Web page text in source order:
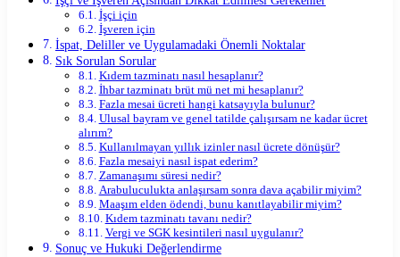
İşçi için
İşveren için
İspat, Deliller ve Uygulamadaki Önemli Noktalar
Sık Sorulan Sorular
Kıdem tazminatı nasıl hesaplanır?
İhbar tazminatı brüt mü net mi hesaplanır?
Fazla mesai ücreti hangi katsayıyla bulunur?
Ulusal bayram ve genel tatilde çalışırsam ne kadar ücret
alırım?
Kullanılmayan yıllık izinler nasıl ücrete dönüşür?
Fazla mesaiyi nasıl ispat ederim?
Zamanaşımı süresi nedir?
Arabuluculukta anlaşırsam sonra dava açabilir miyim?
Maaşım elden ödendi, bunu kanıtlayabilir miyim?
Kıdem tazminatı tavanı nedir?
Vergi ve SGK kesintileri nasıl uygulanır?
Sonuç ve Hukuki Değerlendirme